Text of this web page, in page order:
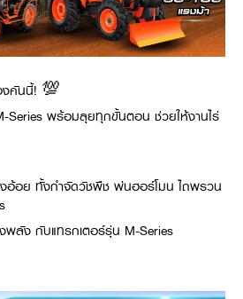
ร
ำริ
ม
ใจ
ไทย English
งคันนี้! 💯
Series พร้อมลุยทุกขั้นตอน ช่วยให้งานไร่
อย ทั้งกำจัดวัชพืช พ่นฮอร์โมน ไถพรวน
ลัง กับแทรกเตอร์รุ่น M-Series